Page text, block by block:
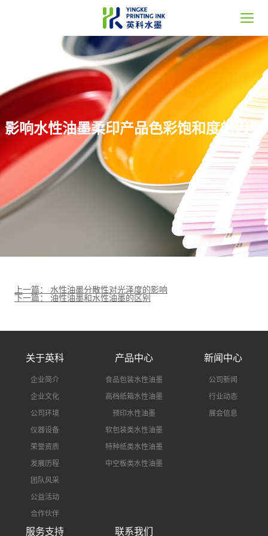
关于英科
产品中心
新闻中心
服务支持
联系我们
影响水性油墨柔印产品色彩饱和度的因素
上一篇： 水性油墨分散性对光泽度的影响
下一篇： 油性油墨和水性油墨的区别
关于英科
企业简介
企业文化
公司环境
仪器设备
荣誉资质
发展历程
团队风采
公益活动
合作伙伴
产品中心
食品包装水性油墨
高档纸箱水性油墨
预印水性油墨
软包装类水性油墨
特种纸类水性油墨
中空板类水性油墨
新闻中心
公司新闻
行业动态
展会信息
服务支持 联系我们